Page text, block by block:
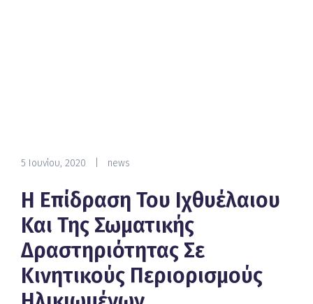
5 Ιουνίου, 2020 news
Η Επίδραση Του Ιχθυέλαιου
Και Της Σωματικής
Δραστηριότητας Σε
Κινητικούς Περιορισμούς